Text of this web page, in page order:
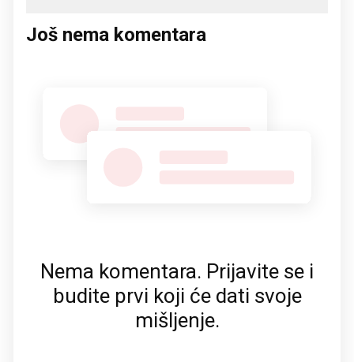
Još nema komentara
Nema komentara. Prijavite se i
budite prvi koji će dati svoje
mišljenje.